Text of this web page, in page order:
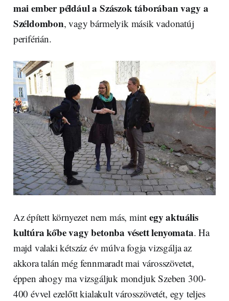
mai ember például a Szászok táborában vagy a
Széldombon, vagy bármelyik másik vadonatúj
periférián.
Az épített környezet nem más, mintegy aktuális
kultúra kőbe vagy betonba vésett lenyomata. Ha
majd valaki kétszáz év múlva fogja vizsgálja az
akkora talán még fennmaradt mai városszövetet,
éppen ahogy ma vizsgáljuk mondjuk Szeben 300-
400 évvel ezelőtt kialakult városszövetét, egy teljes